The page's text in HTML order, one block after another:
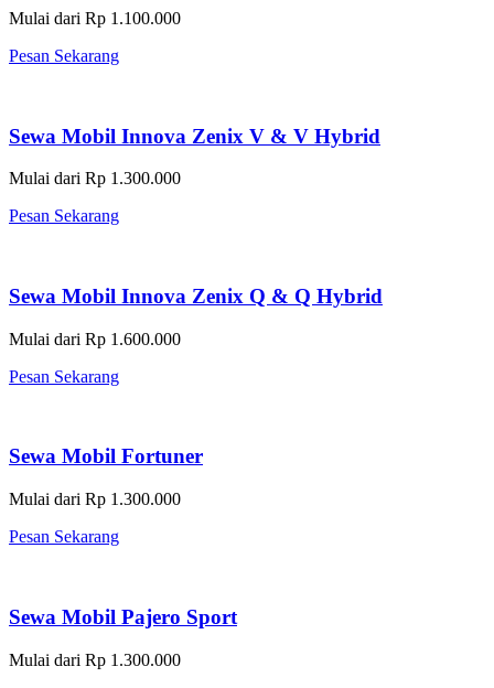
Mulai dari Rp 1.100.000
Pesan Sekarang
Sewa Mobil Innova Zenix V & V Hybrid
Mulai dari Rp 1.300.000
Pesan Sekarang
Sewa Mobil Innova Zenix Q & Q Hybrid
Mulai dari Rp 1.600.000
Pesan Sekarang
Sewa Mobil Fortuner
Mulai dari Rp 1.300.000
Pesan Sekarang
Sewa Mobil Pajero Sport
Mulai dari Rp 1.300.000